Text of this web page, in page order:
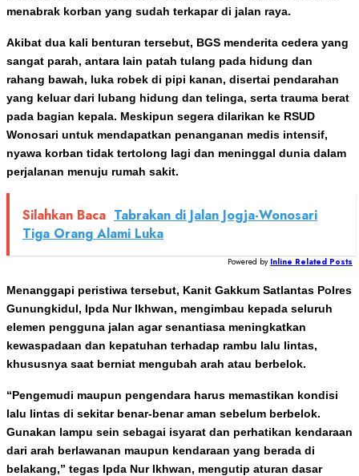
menabrak korban yang sudah terkapar di jalan raya.
Akibat dua kali benturan tersebut, BGS menderita cedera yang
sangat parah, antara lain patah tulang pada hidung dan
rahang bawah, luka robek di pipi kanan, disertai pendarahan
yang keluar dari lubang hidung dan telinga, serta trauma berat
pada bagian kepala. Meskipun segera dilarikan ke RSUD
Wonosari untuk mendapatkan penanganan medis intensif,
nyawa korban tidak tertolong lagi dan meninggal dunia dalam
perjalanan menuju rumah sakit.
Silahkan Baca Tabrakan di Jalan Jogja-Wonosari
Tiga Orang Alami Luka
Powered by Inline Related Posts
Menanggapi peristiwa tersebut, Kanit Gakkum Satlantas Polres
Gunungkidul, Ipda Nur Ikhwan, mengimbau kepada seluruh
elemen pengguna jalan agar senantiasa meningkatkan
kewaspadaan dan kepatuhan terhadap rambu lalu lintas,
khususnya saat berniat mengubah arah atau berbelok.
“Pengemudi maupun pengendara harus memastikan kondisi
lalu lintas di sekitar benar-benar aman sebelum berbelok.
Gunakan lampu sein sebagai isyarat dan perhatikan kendaraan
dari arah berlawanan maupun kendaraan yang berada di
belakang,” tegas Ipda Nur Ikhwan, mengutip aturan dasar